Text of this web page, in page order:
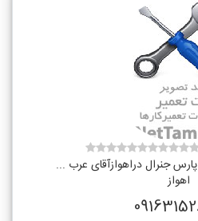
جنرال دراهوازآقای عرب ...
اهواز